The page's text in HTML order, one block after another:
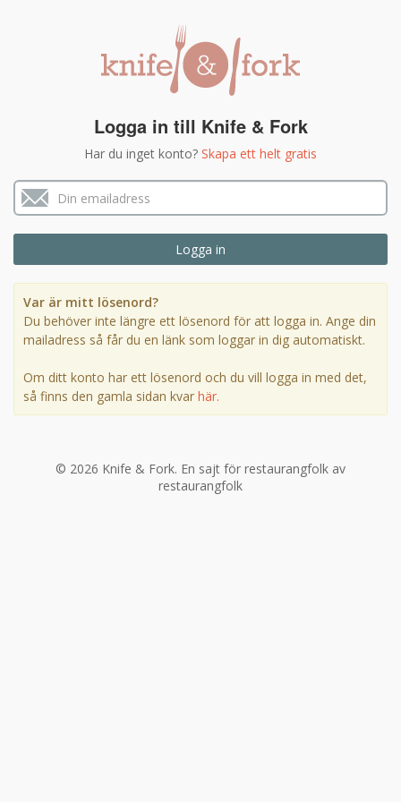
Logga in till Knife & Fork
Har du inget konto? Skapa ett helt gratis
Var är mitt lösenord?
Du behöver inte längre ett lösenord för att logga in. Ange din
mailadress så får du en länk som loggar in dig automatiskt.
Om ditt konto har ett lösenord och du vill logga in med det,
så finns den gamla sidan kvar här.
© 2026 Knife & Fork. En sajt för restaurangfolk av
restaurangfolk